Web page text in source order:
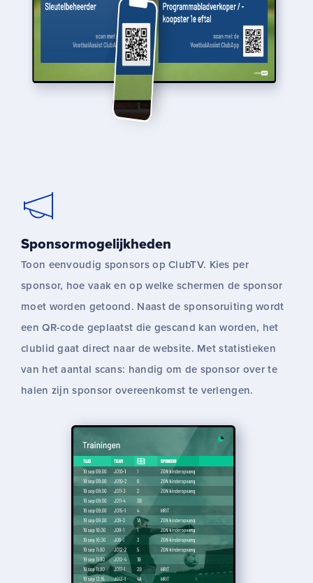
Sponsormogelijkheden
Toon eenvoudig sponsors op ClubTV. Kies per
sponsor, hoe vaak en op welke schermen de sponsor
moet worden getoond. Naast de sponsoruiting wordt
een QR-code geplaatst die gescand kan worden, het
clublid gaat direct naar de website. Met statistieken
van het aantal scans: handig om de sponsor over te
halen zijn sponsor overeenkomst te verlengen.